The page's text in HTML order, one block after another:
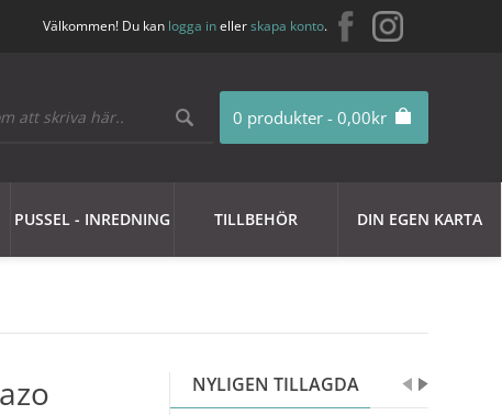
Välkommen! Du kan logga inellerskapa konto.
0 produkter - 0,00kr
PUSSEL - INREDNING TILLBEHÖR DIN EGEN KARTA
NYLIGEN TILLAGDA